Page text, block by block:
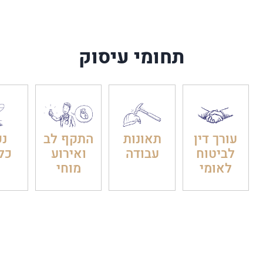
תחומי עיסוק
עורך דין
לביטוח
לאומי
תאונות
עבודה
התקף לב
ואירוע
מוחי